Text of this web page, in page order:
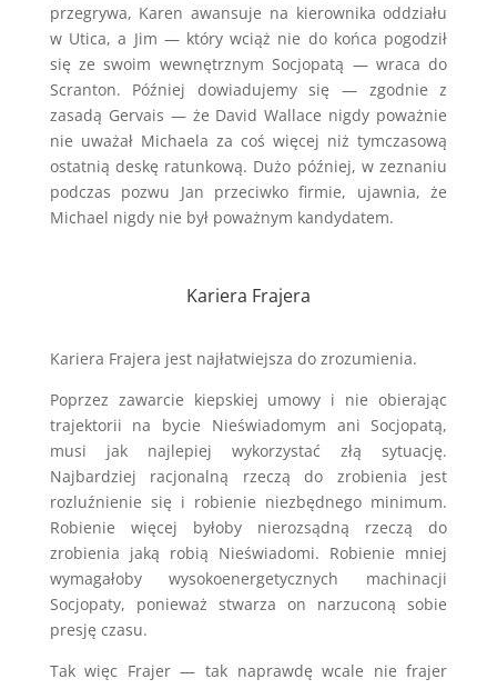
przegrywa, Karen awansuje na kierownika oddziału
w Utica, a Jim — który wciąż nie do końca pogodził
się ze swoim wewnętrznym Socjopatą — wraca do
Scranton. Później dowiadujemy się — zgodnie z
zasadą Gervais — że David Wallace nigdy poważnie
nie uważał Michaela za coś więcej niż tymczasową
ostatnią deskę ratunkową. Dużo później, w zeznaniu
podczas pozwu Jan przeciwko firmie, ujawnia, że
Michael nigdy nie był poważnym kandydatem.
Kariera Frajera
Kariera Frajera jest najłatwiejsza do zrozumienia.
Poprzez zawarcie kiepskiej umowy i nie obierając
trajektorii na bycie Nieświadomym ani Socjopatą,
musi jak najlepiej wykorzystać złą sytuację.
Najbardziej racjonalną rzeczą do zrobienia jest
rozluźnienie się i robienie niezbędnego minimum.
Robienie więcej byłoby nierozsądną rzeczą do
zrobienia jaką robią Nieświadomi. Robienie mniej
wymagałoby wysokoenergetycznych machinacji
Socjopaty, ponieważ stwarza on narzuconą sobie
presję czasu.
Tak więc Frajer — tak naprawdę wcale nie frajer